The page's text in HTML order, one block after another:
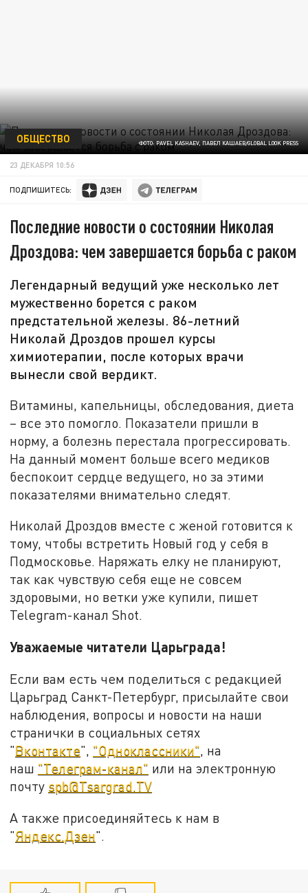
ФОТО: PAVEL KASHAEV, ПАВЕЛ КАШАЕВ/GLOBAL LOOK PRESS
ОБЩЕСТВО
23 ДЕКАБРЯ 10:56
ПОДПИШИТЕСЬ:
Последние новости о состоянии Николая
Дроздова: чем завершается борьба с раком
Легендарный ведущий уже несколько лет
мужественно борется с раком
предстательной железы. 86-летний
Николай Дроздов прошел курсы
химиотерапии, после которых врачи
вынесли свой вердикт.
Витамины, капельницы, обследования, диета
– все это помогло. Показатели пришли в
норму, а болезнь перестала прогрессировать.
На данный момент больше всего медиков
беспокоит сердце ведущего, но за этими
показателями внимательно следят.
Николай Дроздов вместе с женой готовится к
тому, чтобы встретить Новый год у себя в
Подмосковье. Наряжать елку не планируют,
так как чувствую себя еще не совсем
здоровыми, но ветки уже купили, пишет
Telegram-канал Shot.
Уважаемые читатели Царьграда!
Если вам есть чем поделиться с редакцией
Царьград Санкт-Петербург, присылайте свои
наблюдения, вопросы и новости на наши
странички в социальных сетях
"Вконтакте", "Одноклассники", на
наш "Телеграм-канал" или на электронную
почту spb@Tsargrad.TV
А также присоединяйтесь к нам в
"Яндекс.Дзен".